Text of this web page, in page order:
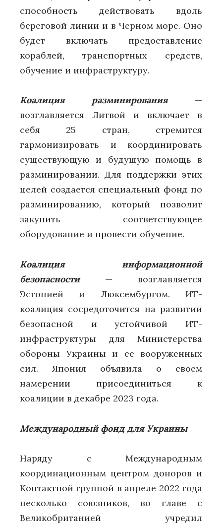
способность действовать вдоль
береговой линии и в Черном море. Оно
будет включать предоставление
кораблей, транспортных средств,
обучение и инфраструктуру.
Коалиция разминирования—
возглавляется Литвой и включает в
себя 25 стран, стремится
гармонизировать и координировать
существующую и будущую помощь в
разминировании. Для поддержки этих
целей создается специальный фонд по
разминированию, который позволит
закупить соответствующее
оборудование и провести обучение.
Коалиция информационной
безопасности— возглавляется
Эстонией и Люксембургом. ИТ-
коалиция сосредоточится на развитии
безопасной и устойчивой ИТ-
инфраструктуры для Министерства
обороны Украины и ее вооруженных
сил. Япония объявила о своем
намерении присоединиться к
коалиции в декабре 2023 года.
Международный фонд для Украины
Наряду с Международным
координационным центром доноров и
Контактной группой в апреле 2022 года
несколько союзников, во главе с
Великобританией учредил